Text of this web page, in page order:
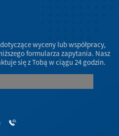
wyceny lub współpracy,
formularza zapytania. Nasz
się z Tobą w ciągu 24 godzin.